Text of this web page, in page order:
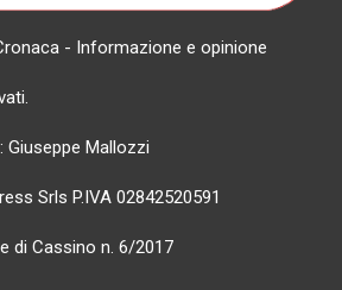
- Informazione e opinione
Giuseppe Mallozzi
Srls P.IVA 02842520591
di Cassino n. 6/2017